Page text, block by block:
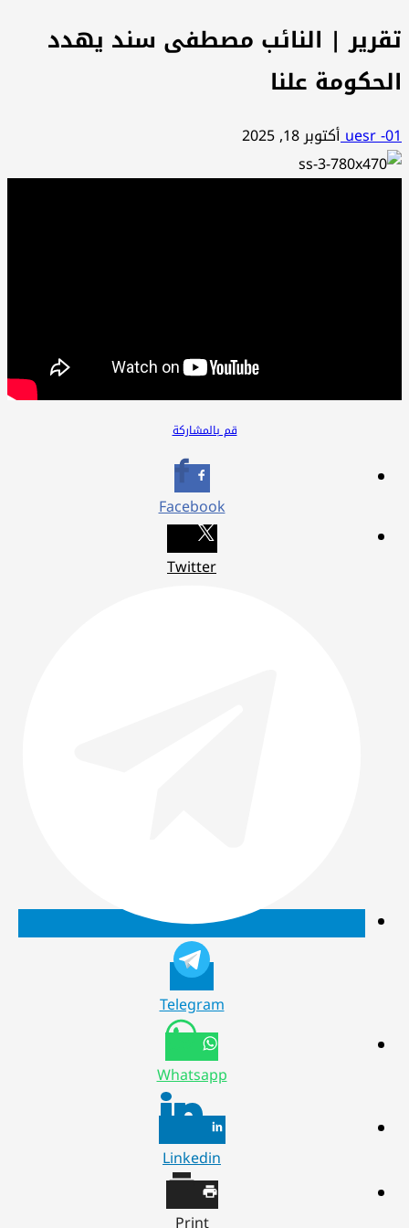
تقرير | النائب مصطفى سند يهدد
الحكومة علنا
uesr -01أكتوبر 18, 2025
قم بالمشاركة
Facebook
Twitter
Telegram
Whatsapp
Linkedin